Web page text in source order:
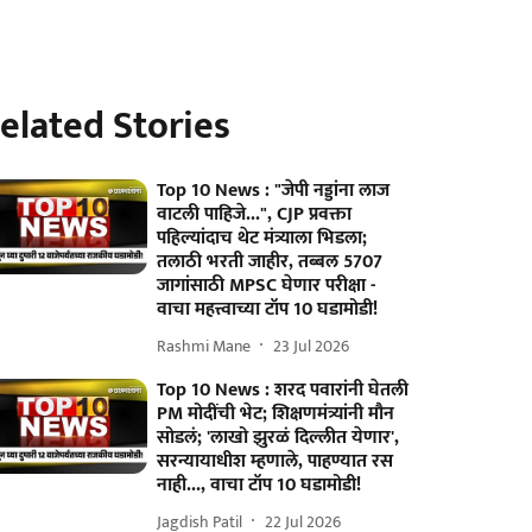
Stories
Top 10 News : "जेपी नड्डांना लाज
वाटली पाहिजे...", CJP प्रवक्ता
पहिल्यांदाच थेट मंत्र्याला भिडला;
तलाठी भरती जाहीर, तब्बल 5707
जागांसाठी MPSC घेणार परीक्षा -
वाचा महत्त्वाच्या टॉप 10 घडामोडी!
Rashmi Mane 23 Jul 2026
Top 10 News : शरद पवारांनी घेतली
PM मोदींची भेट; शिक्षणमंत्र्यांनी मौन
सोडलं; 'लाखो झुरळं दिल्लीत येणार',
सरन्यायाधीश म्हणाले, पाहण्यात रस
नाही..., वाचा टॉप 10 घडामोडी!
Jagdish Patil 22 Jul 2026